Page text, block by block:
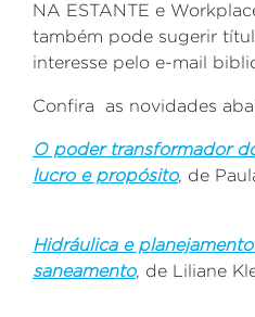
NA ESTANTE e
também pode sugerir
interesse pelo e-mail
Confira as novidades
O poder transformador
lucro e propósito, de
Hidráulica e
saneamento, de Liliane